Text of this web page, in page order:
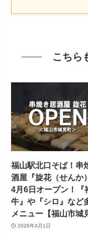
こちら
福山駅北口そば！串
酒屋『旋花（せんか
4月6日オープン！『
牛』や『シロ』など
メニュー【福山市城
2026年4月1日